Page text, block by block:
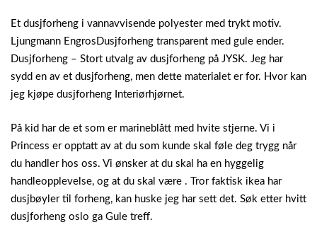
Et dusjforheng i vannavvisende polyester med trykt motiv.
Ljungmann EngrosDusjforheng transparent med gule ender.
Dusjforheng – Stort utvalg av dusjforheng på JYSK. Jeg har
sydd en av et dusjforheng, men dette materialet er for. Hvor kan
jeg kjøpe dusjforheng Interiørhjørnet.
På kid har de et som er marineblått med hvite stjerne. Vi i
Princess er opptatt av at du som kunde skal føle deg trygg når
du handler hos oss. Vi ønsker at du skal ha en hyggelig
handleopplevelse, og at du skal være . Tror faktisk ikea har
dusjbøyler til forheng, kan huske jeg har sett det. Søk etter hvitt
dusjforheng oslo ga Gule treff.